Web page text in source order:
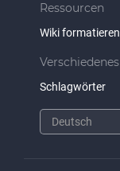
Ressourcen
Wiki formatieren
Verschiedenes
Schlagwörter